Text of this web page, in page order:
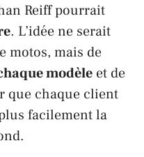
Reiffpourrait
. L’idée ne serait
motos, mais de
modèle et de
que chaque client
facilement la